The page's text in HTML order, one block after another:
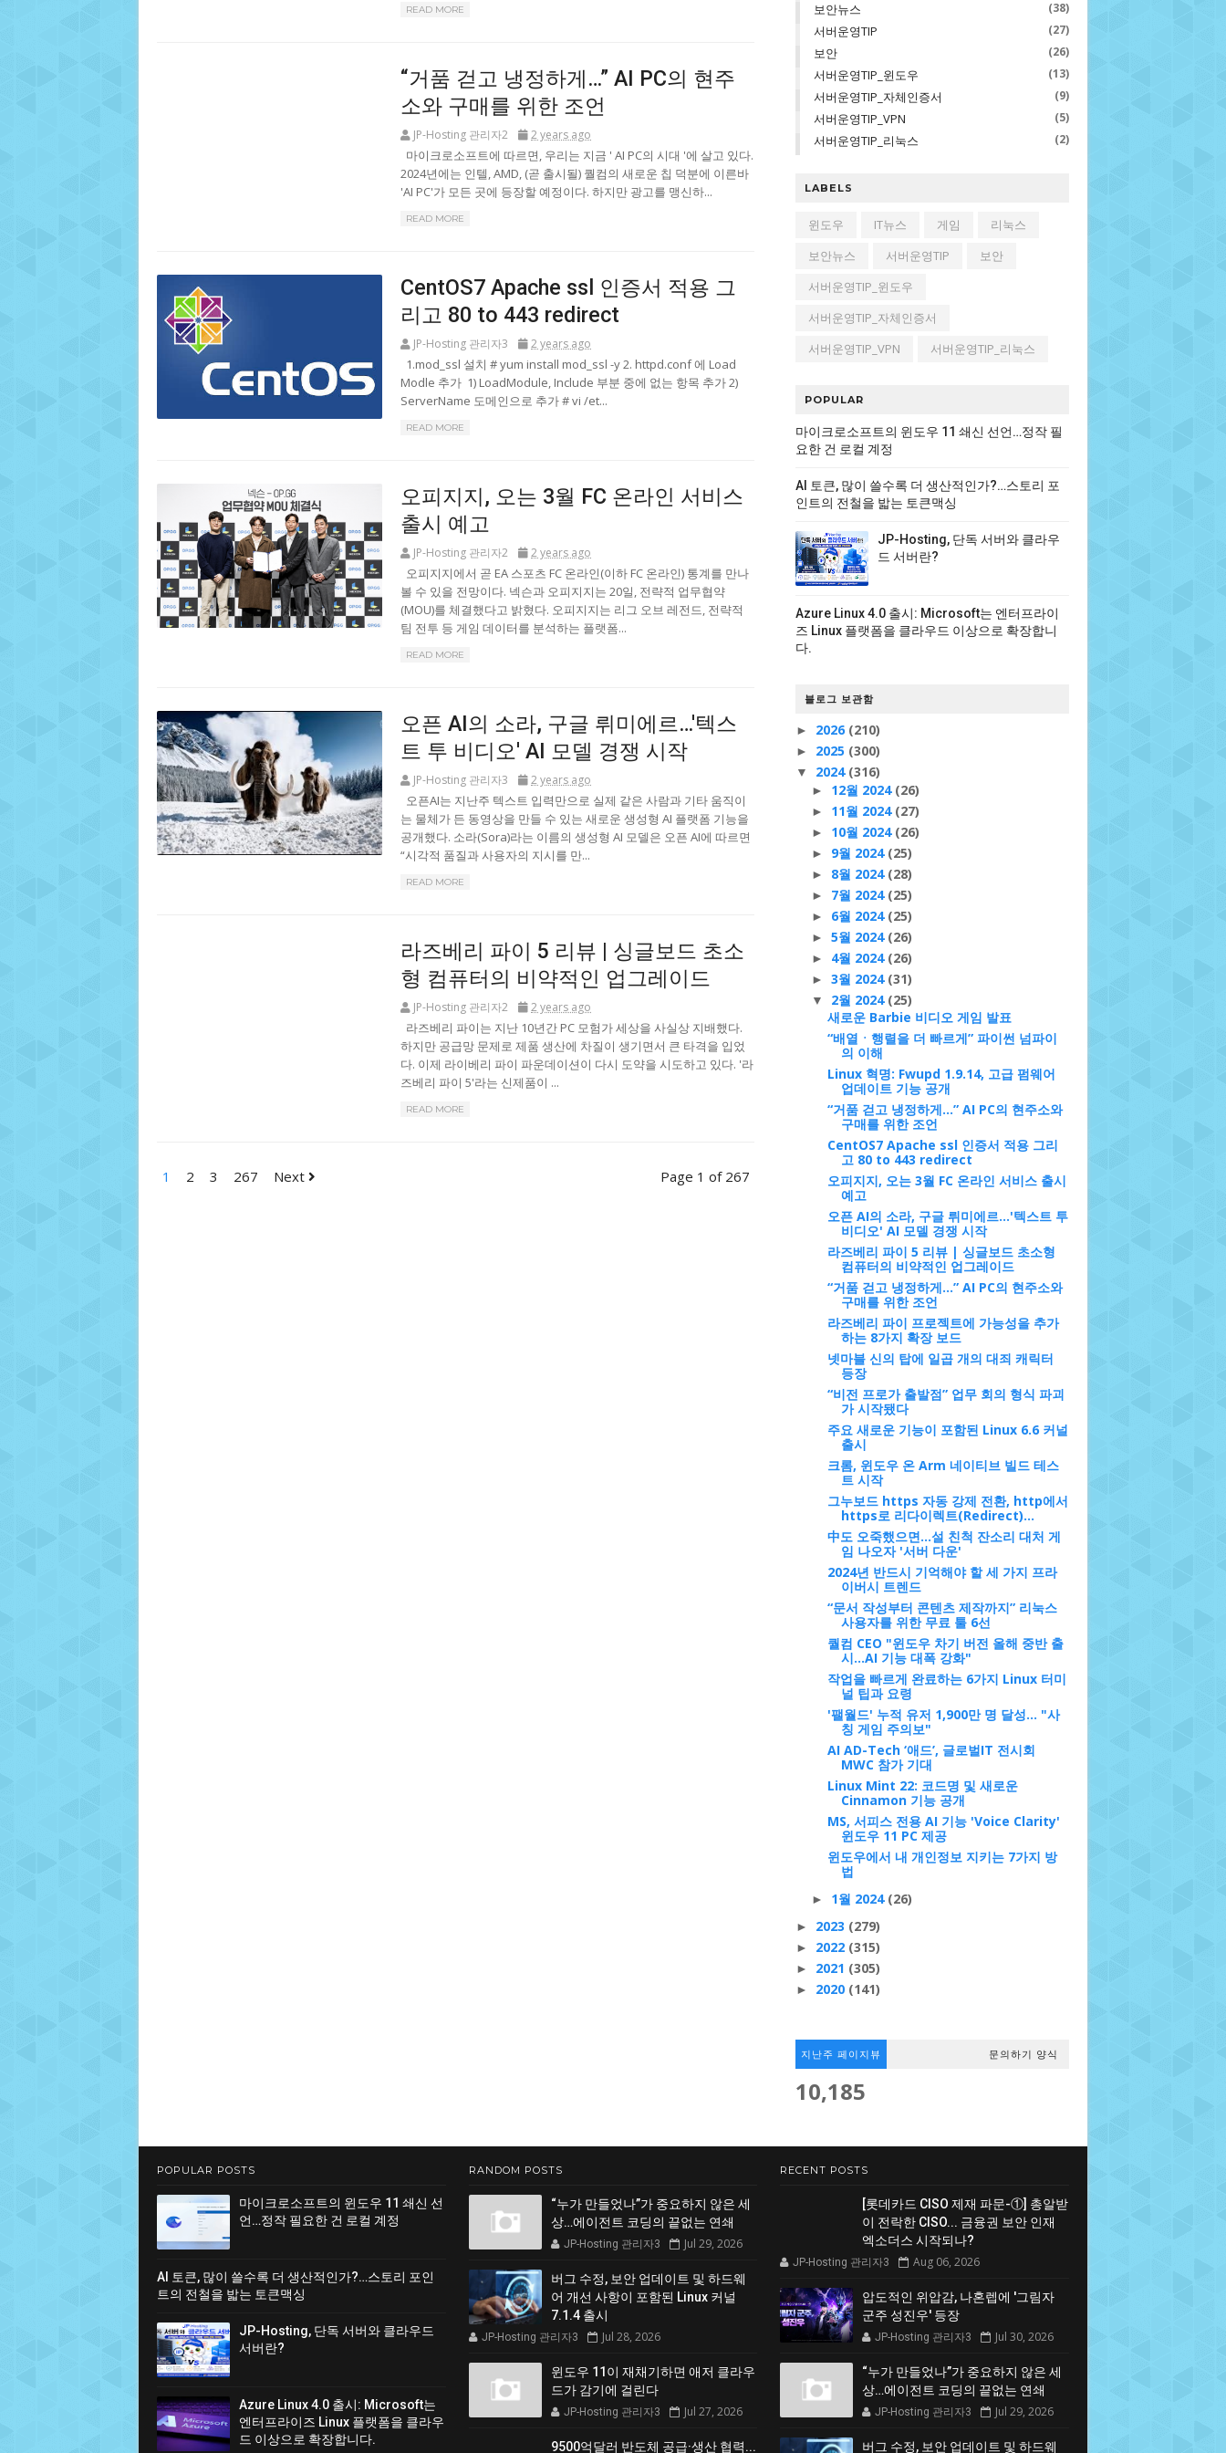
READ MORE
“거품 걷고 냉정하게…” AI PC의 현주
소와 구매를 위한 조언
JP-Hosting 관리자2 2 years ago
마이크로소프트에 따르면, 우리는 지금 ' AI PC의 시대 '에 살고 있다.
2024년에는 인텔, AMD, (곧 출시될) 퀄컴의 새로운 칩 덕분에 이른바
'AI PC'가 모든 곳에 등장할 예정이다. 하지만 광고를 맹신하...
READ MORE
CentOS7 Apache ssl 인증서 적용 그
리고 80 to 443 redirect
JP-Hosting 관리자3 2 years ago
1.mod_ssl 설치 # yum install mod_ssl -y 2. httpd.conf 에 Load
Modle 추가 1) LoadModule, Include 부분 중에 없는 항목 추가 2)
ServerName 도메인으로 추가 # vi /et...
READ MORE
오피지지, 오는 3월 FC 온라인 서비스
출시 예고
JP-Hosting 관리자2 2 years ago
오피지지에서 곧 EA 스포츠 FC 온라인(이하 FC 온라인) 통계를 만나
볼 수 있을 전망이다. 넥슨과 오피지지는 20일, 전략적 업무협약
(MOU)를 체결했다고 밝혔다. 오피지지는 리그 오브 레전드, 전략적
팀 전투 등 게임 데이터를 분석하는 플랫폼...
READ MORE
오픈 AI의 소라, 구글 뤼미에르…'텍스
트 투 비디오' AI 모델 경쟁 시작
JP-Hosting 관리자3 2 years ago
오픈AI는 지난주 텍스트 입력만으로 실제 같은 사람과 기타 움직이
는 물체가 든 동영상을 만들 수 있는 새로운 생성형 AI 플랫폼 기능을
공개했다. 소라(Sora)라는 이름의 생성형 AI 모델은 오픈 AI에 따르면
“시각적 품질과 사용자의 지시를 만...
READ MORE
라즈베리 파이 5 리뷰 | 싱글보드 초소
형 컴퓨터의 비약적인 업그레이드
JP-Hosting 관리자2 2 years ago
라즈베리 파이는 지난 10년간 PC 모험가 세상을 사실상 지배했다.
하지만 공급망 문제로 제품 생산에 차질이 생기면서 큰 타격을 입었
다. 이제 라이베리 파이 파운데이션이 다시 도약을 시도하고 있다. '라
즈베리 파이 5'라는 신제품이 ...
READ MORE
Page 1 of 267
1 2 3 267 Next
보안뉴스 (38)
서버운영TIP (27)
보안 (26)
서버운영TIP_윈도우 (13)
서버운영TIP_자체인증서 (9)
서버운영TIP_VPN (5)
서버운영TIP_리눅스 (2)
LABELS
윈도우 IT뉴스 게임
리눅스
보안뉴스
서버운영TIP
보안
서버운영TIP_윈도우
서버운영TIP_자체인증서
서버운영TIP_VPN
서버운영TIP_리눅스
POPULAR
마이크로소프트의 윈도우 11 쇄신 선언…정작 필
요한 건 로컬 계정
AI 토큰, 많이 쓸수록 더 생산적인가?…스토리 포
인트의 전철을 밟는 토큰맥싱
JP-Hosting, 단독 서버와 클라우
드 서버란?
Azure Linux 4.0 출시: Microsoft는 엔터프라이
즈 Linux 플랫폼을 클라우드 이상으로 확장합니
다.
블로그 보관함
► 2026 (210)
► 2025 (300)
▼ 2024 (316)
► 12월 2024 (26)
► 11월 2024 (27)
► 10월 2024 (26)
► 9월 2024 (25)
► 8월 2024 (28)
► 7월 2024 (25)
► 6월 2024 (25)
► 5월 2024 (26)
► 4월 2024 (26)
► 3월 2024 (31)
▼ 2월 2024 (25)
새로운 Barbie 비디오 게임 발표
“배열ㆍ행렬을 더 빠르게” 파이썬 넘파이
의 이해
Linux 혁명: Fwupd 1.9.14, 고급 펌웨어
업데이트 기능 공개
“거품 걷고 냉정하게…” AI PC의 현주소와
구매를 위한 조언
CentOS7 Apache ssl 인증서 적용 그리
고 80 to 443 redirect
오피지지, 오는 3월 FC 온라인 서비스 출시
예고
오픈 AI의 소라, 구글 뤼미에르…'텍스트 투
비디오' AI 모델 경쟁 시작
라즈베리 파이 5 리뷰 | 싱글보드 초소형
컴퓨터의 비약적인 업그레이드
“거품 걷고 냉정하게…” AI PC의 현주소와
구매를 위한 조언
라즈베리 파이 프로젝트에 가능성을 추가
하는 8가지 확장 보드
넷마블 신의 탑에 일곱 개의 대죄 캐릭터
등장
“비전 프로가 출발점” 업무 회의 형식 파괴
가 시작됐다
주요 새로운 기능이 포함된 Linux 6.6 커널
출시
크롬, 윈도우 온 Arm 네이티브 빌드 테스
트 시작
그누보드 https 자동 강제 전환, http에서
https로 리다이렉트(Redirect)...
中도 오죽했으면…설 친척 잔소리 대처 게
임 나오자 '서버 다운'
2024년 반드시 기억해야 할 세 가지 프라
이버시 트렌드
“문서 작성부터 콘텐츠 제작까지” 리눅스
사용자를 위한 무료 툴 6선
퀄컴 CEO "윈도우 차기 버전 올해 중반 출
시...AI 기능 대폭 강화"
작업을 빠르게 완료하는 6가지 Linux 터미
널 팁과 요령
'팰월드' 누적 유저 1,900만 명 달성... "사
칭 게임 주의보"
AI AD-Tech ‘애드’, 글로벌IT 전시회
MWC 참가 기대
Linux Mint 22: 코드명 및 새로운
Cinnamon 기능 공개
MS, 서피스 전용 AI 기능 'Voice Clarity'
윈도우 11 PC 제공
윈도우에서 내 개인정보 지키는 7가지 방
법
► 1월 2024 (26)
► 2023 (279)
► 2022 (315)
► 2021 (305)
► 2020 (141)
지난주 페이지뷰 문의하기 양식
10,185
POPULAR POSTS
마이크로소프트의 윈도우 11 쇄신 선
언…정작 필요한 건 로컬 계정
AI 토큰, 많이 쓸수록 더 생산적인가?…스토리 포인
트의 전철을 밟는 토큰맥싱
JP-Hosting, 단독 서버와 클라우드
서버란?
Azure Linux 4.0 출시: Microsoft는
엔터프라이즈 Linux 플랫폼을 클라우
드 이상으로 확장합니다.
RANDOM POSTS
“누가 만들었나”가 중요하지 않은 세
상…에이전트 코딩의 끝없는 연쇄
JP-Hosting 관리자3 Jul 29, 2026
버그 수정, 보안 업데이트 및 하드웨
어 개선 사항이 포함된 Linux 커널
7.1.4 출시
JP-Hosting 관리자3 Jul 28, 2026
윈도우 11이 재채기하면 애저 클라우
드가 감기에 걸린다
JP-Hosting 관리자3 Jul 27, 2026
9500억달러 반도체 공급·생산 협력...
RECENT POSTS
[롯데카드 CISO 제재 파문-①] 총알받
이 전락한 CISO... 금융권 보안 인재
엑소더스 시작되나?
JP-Hosting 관리자3 Aug 06, 2026
압도적인 위압감, 나혼렙에 '그림자
군주 성진우' 등장
JP-Hosting 관리자3 Jul 30, 2026
“누가 만들었나”가 중요하지 않은 세
상…에이전트 코딩의 끝없는 연쇄
JP-Hosting 관리자3 Jul 29, 2026
버그 수정, 보안 업데이트 및 하드웨